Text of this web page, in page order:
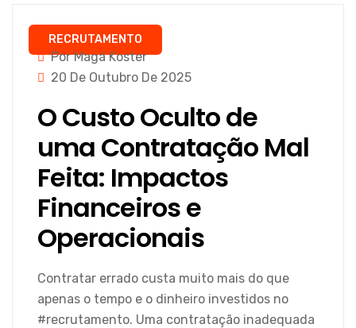
RECRUTAMENTO
Por Magá Koster
20 De Outubro De 2025
O Custo Oculto de
uma Contratação Mal
Feita: Impactos
Financeiros e
Operacionais
Contratar errado custa muito mais do que
apenas o tempo e o dinheiro investidos no
#recrutamento. Uma contratação inadequada